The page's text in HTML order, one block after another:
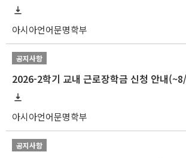
아시아언어문명학부
공지사항
2026-2학기 교내 근로장학금 신청 안내
아시아언어문명학부
공지사항